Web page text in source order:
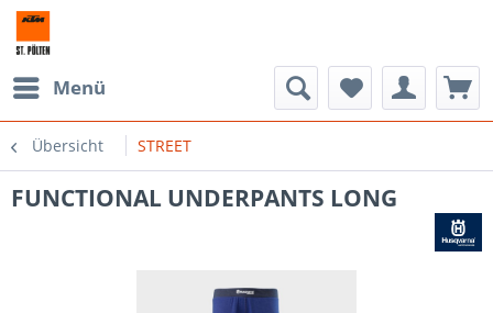
Menü
Übersicht STREET
FUNCTIONAL UNDERPANTS LONG